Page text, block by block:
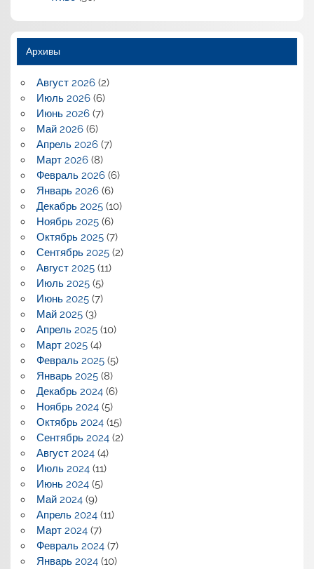
Архивы
Август 2026(2)
Июль 2026(6)
Июнь 2026(7)
Май 2026(6)
Апрель 2026(7)
Март 2026(8)
Февраль 2026(6)
Январь 2026(6)
Декабрь 2025(10)
Ноябрь 2025(6)
Октябрь 2025(7)
Сентябрь 2025(2)
Август 2025(11)
Июль 2025(5)
Июнь 2025(7)
Май 2025(3)
Апрель 2025(10)
Март 2025(4)
Февраль 2025(5)
Январь 2025(8)
Декабрь 2024(6)
Ноябрь 2024(5)
Октябрь 2024(15)
Сентябрь 2024(2)
Август 2024(4)
Июль 2024(11)
Июнь 2024(5)
Май 2024(9)
Апрель 2024(11)
Март 2024(7)
Февраль 2024(7)
Январь 2024(10)